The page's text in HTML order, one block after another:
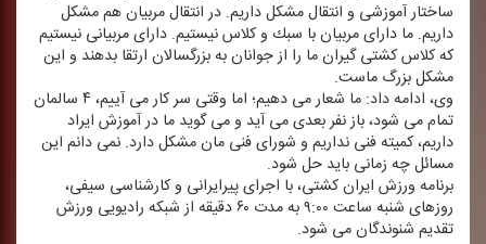
ساختار آموزشی و انتقال مشكل داریم. در انتقال مربیان هم مشكل
داریم. ما دارای مربیان با سبك و كلاس نیستیم. دارای مربیانی نیستیم
كه كلاس كشتی گیران ما را از جوانان به بزرگسالان ارتقا بدهند و این
مشكل بزرگ ماست.
وی، ادامه داد: ما شعار می دهیم؛ اما وقتی سر كار می آییم، ۴ سالمان
تمام می شود، باز نفر بعدی می آید و می گوید ما در آموزش ایراد
داریم، كمیته فنی نداریم و شورای فنی مان مشكل دارد. نمی دانم این
مسائل چه زمانی باید حل شود.
برنامه ورزش ایران كشتی، با اجرای پیرایرانی و كارشناسی سیفی،
روزهای شنبه ساعت ۹:۰۰ به مدت ۶۰ دقیقه از شبكه رادیویی ورزش
تقدیم شنوندگان می شود.